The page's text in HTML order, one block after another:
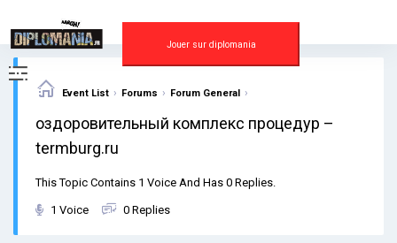
content
Jouer sur diplomania
Event List › Forums › Forum General ›
оздоровительный комплекс процедур –
termburg.ru
This Topic Contains 1 Voice And Has 0 Replies.
1 Voice 0 Replies